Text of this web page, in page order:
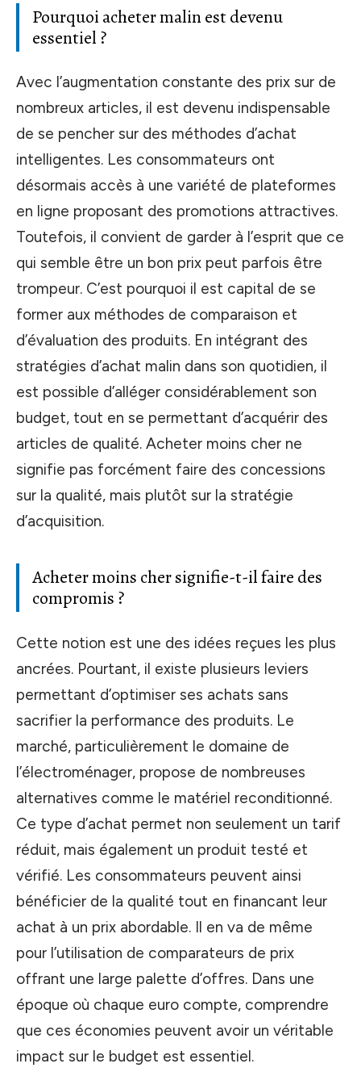
Pourquoi acheter malin est devenu
essentiel ?
Avec l’augmentation constante des prix sur de
nombreux articles, il est devenu indispensable
de se pencher sur des méthodes d’achat
intelligentes. Les consommateurs ont
désormais accès à une variété de plateformes
en ligne proposant des promotions attractives.
Toutefois, il convient de garder à l’esprit que ce
qui semble être un bon prix peut parfois être
trompeur. C’est pourquoi il est capital de se
former aux méthodes de comparaison et
d’évaluation des produits. En intégrant des
stratégies d’achat malin dans son quotidien, il
est possible d’alléger considérablement son
budget, tout en se permettant d’acquérir des
articles de qualité. Acheter moins cher ne
signifie pas forcément faire des concessions
sur la qualité, mais plutôt sur la stratégie
d’acquisition.
Acheter moins cher signifie-t-il faire des
compromis ?
Cette notion est une des idées reçues les plus
ancrées. Pourtant, il existe plusieurs leviers
permettant d’optimiser ses achats sans
sacrifier la performance des produits. Le
marché, particulièrement le domaine de
l’électroménager, propose de nombreuses
alternatives comme le matériel reconditionné.
Ce type d’achat permet non seulement un tarif
réduit, mais également un produit testé et
vérifié. Les consommateurs peuvent ainsi
bénéficier de la qualité tout en financant leur
achat à un prix abordable. Il en va de même
pour l’utilisation de comparateurs de prix
offrant une large palette d’offres. Dans une
époque où chaque euro compte, comprendre
que ces économies peuvent avoir un véritable
impact sur le budget est essentiel.